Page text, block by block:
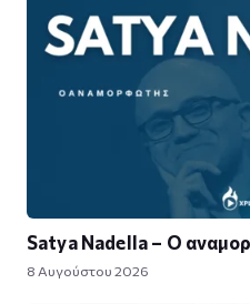
Satya Nadella – Ο
8 Αυγούστου 2026